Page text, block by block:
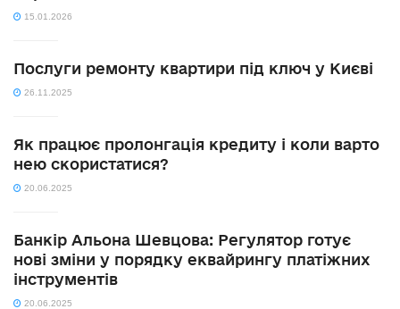
15.01.2026
Послуги ремонту квартири під ключ у Києві
26.11.2025
Як працює пролонгація кредиту і коли варто
нею скористатися?
20.06.2025
Банкір Альона Шевцова: Регулятор готує
нові зміни у порядку еквайрингу платіжних
інструментів
20.06.2025